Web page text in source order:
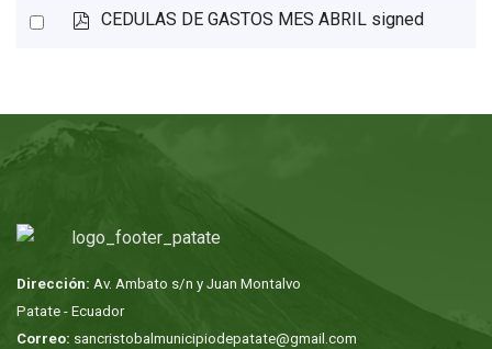
item
Select
pCEDULAS DE GASTOS MES ABRIL signed
Dirección: Av. Ambato s/n y Juan Montalvo
Patate - Ecuador
Correo: sancristobalmunicipiodepatate@gmail.com